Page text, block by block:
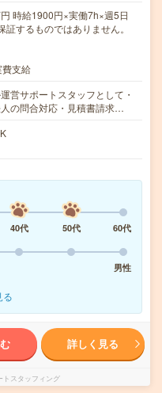
時給1900円×実働7h×週5日
するものではありません。
支給
営サポートスタッフとして・
の問合対応・見積書請求…
40代 50代
60代
男性
る
詳しく見る
トスタッフィング